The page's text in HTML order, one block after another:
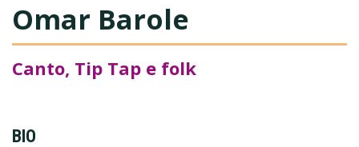
Omar Barole
Canto, Tip Tap e folk
BIO